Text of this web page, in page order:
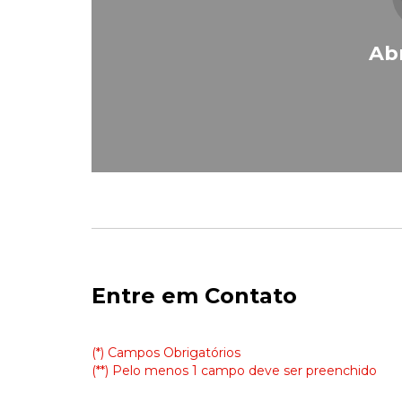
Entre em Contato
(*) Campos Obrigatórios
(**) Pelo menos 1 campo deve ser preenchido